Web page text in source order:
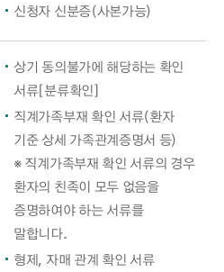
신청자 신분증(사본가능)
상기 동의불가에 해당하는 확인
서류[분류확인]
직계가족부재 확인 서류(환자
기준 상세 가족관계증명서 등)
※ 직계가족부재 확인 서류의 경우
환자의 친족이 모두 없음을
증명하여야 하는 서류를
말합니다.
형제, 자매 관계 확인 서류